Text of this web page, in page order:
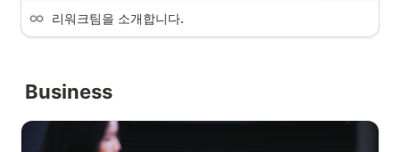
리워크팀을 소개합니다.
Business